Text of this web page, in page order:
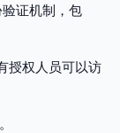
证机制，包
授权人员可以访